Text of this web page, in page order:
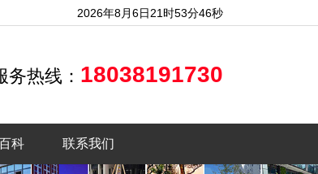
2026年8月6日21时53分46秒
务热线： 18038191730
科 联系我们